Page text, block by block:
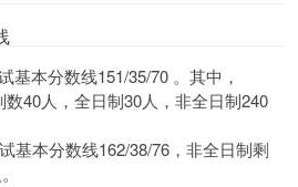
基本分数线151/35/70 。其中，
40人，全日制30人，非全日制240
基本分数线162/38/76，非全日制剩